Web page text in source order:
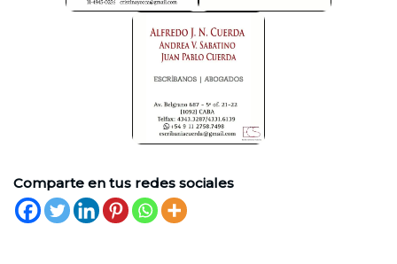
Comparte en tus redes sociales